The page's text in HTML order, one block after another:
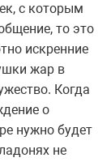
с которым
то это
искренние
жар в
Когда
о
нужно будет
не